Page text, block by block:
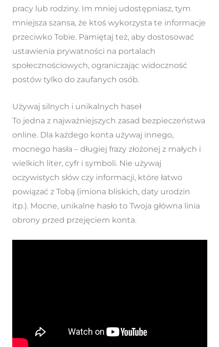
pracy lub rodziny. Im mniej udostępniasz, tym
mniejsza szansa, że ktoś wykorzysta te informacje
przeciwko Tobie. Pamiętaj też, aby dostosować
ustawienia prywatności na portalach
społecznościowych, ograniczając widoczność
postów tylko do zaufanych osób.
Używaj silnych i unikalnych haseł
To jedna z najważniejszych zasad bezpieczeństwa
online. Dla każdego konta używaj innego,
mocnego hasła – długiej frazy złożonej z małych i
wielkich liter, cyfr i symboli. Nie używaj
oczywistych słów czy informacji, które łatwo
powiązać z Tobą (imiona bliskich, daty urodzin
itp.). Mocne, unikalne hasło to Twoja główna linia
obrony przed przejęciem konta.